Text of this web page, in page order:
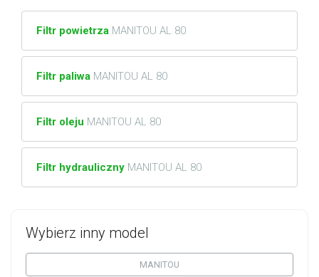
Wybierz inny model
MANITOU
Filtr powietrza MANITOU AL 80
Filtr paliwa MANITOU AL 80
Filtr oleju MANITOU AL 80
Filtr hydrauliczny MANITOU AL 80